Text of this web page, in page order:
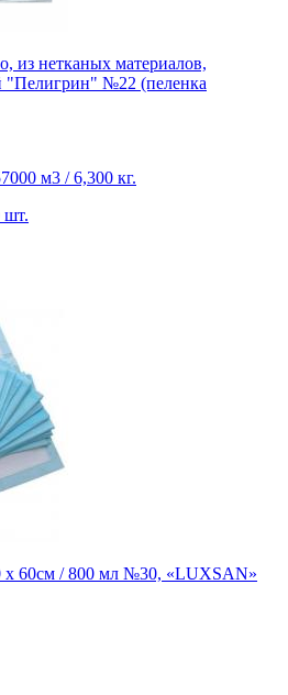
из нетканых материалов,
"Пелигрин" №22 (пеленка
м3 / 6,300 кг.
шт.
х 60см / 800 мл №30, «LUXSAN»